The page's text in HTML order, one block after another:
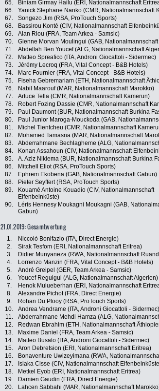
65. Biniam Girmay Hailu (ERI, Nationalmannschaft
66.
Yanick Stephane Nanko (CMR, Nationalmannschaft
67.
Songezo Jim (RSA, ProTouch Sports)
68.
Bassirou Konté (CIV, Nationalmannschaft
69.
Alan Riou (FRA, Team Arkea - Samsic)
70.
Glenne Morvan Moulingui (GAB,
71.
Abdellah Ben Youcef (ALG, Nationalmannschaft
72.
Matteo Spreafico (ITA, Androni Giocattoli - Sidermec)
73.
Jérémy Lecroq (FRA, Vital Concept - B&B Hotels)
74.
Marc Fournier (FRA, Vital Concept - B&B Hotels)
75.
Fiseha Gebremariam (ETH, Nationalmannschaft
76.
Nabil Maarouf (MAR, Nationalmannschaft Marokko)
77.
Artuce Tella (CMR, Nationalmannschaft Kamerun)
78.
Robert Fozing Dassie (CMR, Nationalmannschaft
79.
Paul Daumont (BUR, Nationalmannschaft Burkina
80.
Paul Junior Maroga-Mouckoda (GAB,
81.
Michel Tientcheu (CMR, Nationalmannschaft
82.
Mohamed Tamasna (MAR, Nationalmannschaft
83.
Abderrahmane Bechlagheme (ALG,
84.
Konan Assahoun (CIV, Nationalmannschaft
85.
A. Aziz Nikiema (BUR, Nationalmannschaft Burkina
86.
Mitchell Eliot (RSA, ProTouch Sports)
87.
Ephrem Ekobena (GAB, Nationalmannschaft Gabun)
88.
Pieter Seyffert (RSA, ProTouch Sports)
89.
Kouamé Antoine Kouadio (CIV, Nationalmannschaft
Elfenbeinküste)
90.
Léris Hennesy Moukagni Moukagni (GAB,
Gabun)
21.01.2019: Gesamtwertung
1. Niccolò Bonifazio (ITA, Direct Energie)
2.
Sirak Tesfom (ERI, Nationalmannschaft Eritrea)
3.
Didier Munyaneza (RWA, Nationalmannschaft
4.
Lorrenzo Manzin (FRA, Vital Concept - B&B Hotels)
5.
André Greipel (GER, Team Arkea - Samsic)
6.
Youcef Reguigui (ALG, Nationalmannschaft Algerien)
7.
Henok Mulueberhan (ERI, Nationalmannschaft
8.
Alexandre Pichot (FRA, Direct Energie)
9.
Rohan Du Plooy (RSA, ProTouch Sports)
10.
Andrea Vendrame (ITA, Androni Giocattoli - Sidermec)
11.
Abderrahmane Mehdi Hamza (ALG,
12.
Redwan Ebrahim (ETH, Nationalmannschaft
13.
Maxime Daniel (FRA, Team Arkea - Samsic)
14.
Matteo Busato (ITA, Androni Giocattoli - Sidermec)
15.
Aron Debretsion (ERI, Nationalmannschaft Eritrea)
16.
Bonaventure Uwizeyimana (RWA,
17.
Isiaka Cisse (CIV, Nationalmannschaft
18.
Metkel Eyob (ERI, Nationalmannschaft Eritrea)
19.
Damien Gaudin (FRA, Direct Energie)
20.
Lahcen Sabbahi (MAR, Nationalmannschaft